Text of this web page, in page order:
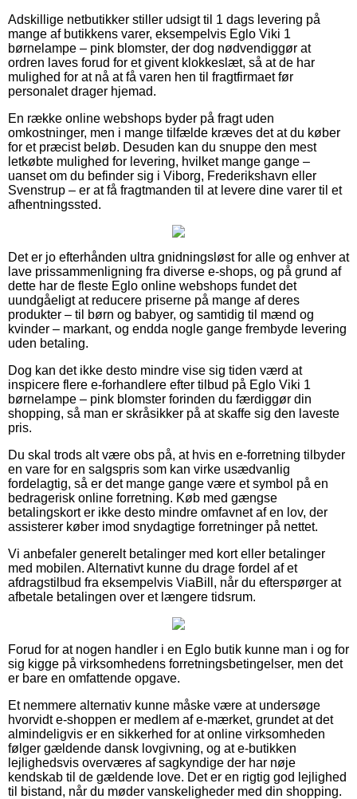
Adskillige netbutikker stiller udsigt til 1 dags levering på
mange af butikkens varer, eksempelvis Eglo Viki 1
børnelampe – pink blomster, der dog nødvendiggør at
ordren laves forud for et givent klokkeslæt, så at de har
mulighed for at nå at få varen hen til fragtfirmaet før
personalet drager hjemad.
En række online webshops byder på fragt uden
omkostninger, men i mange tilfælde kræves det at du køber
for et præcist beløb. Desuden kan du snuppe den mest
letkøbte mulighed for levering, hvilket mange gange –
uanset om du befinder sig i Viborg, Frederikshavn eller
Svenstrup – er at få fragtmanden til at levere dine varer til et
afhentningssted.
Det er jo efterhånden ultra gnidningsløst for alle og enhver at
lave prissammenligning fra diverse e-shops, og på grund af
dette har de fleste Eglo online webshops fundet det
uundgåeligt at reducere priserne på mange af deres
produkter – til børn og babyer, og samtidig til mænd og
kvinder – markant, og endda nogle gange frembyde levering
uden betaling.
Dog kan det ikke desto mindre vise sig tiden værd at
inspicere flere e-forhandlere efter tilbud på Eglo Viki 1
børnelampe – pink blomster forinden du færdiggør din
shopping, så man er skråsikker på at skaffe sig den laveste
pris.
Du skal trods alt være obs på, at hvis en e-forretning tilbyder
en vare for en salgspris som kan virke usædvanlig
fordelagtig, så er det mange gange være et symbol på en
bedragerisk online forretning. Køb med gængse
betalingskort er ikke desto mindre omfavnet af en lov, der
assisterer køber imod snydagtige forretninger på nettet.
Vi anbefaler generelt betalinger med kort eller betalinger
med mobilen. Alternativt kunne du drage fordel af et
afdragstilbud fra eksempelvis ViaBill, når du efterspørger at
afbetale betalingen over et længere tidsrum.
Forud for at nogen handler i en Eglo butik kunne man i og for
sig kigge på virksomhedens forretningsbetingelser, men det
er bare en omfattende opgave.
Et nemmere alternativ kunne måske være at undersøge
hvorvidt e-shoppen er medlem af e-mærket, grundet at det
almindeligvis er en sikkerhed for at online virksomheden
følger gældende dansk lovgivning, og at e-butikken
lejlighedsvis overværes af sagkyndige der har nøje
kendskab til de gældende love. Det er en rigtig god lejlighed
til bistand, når du møder vanskeligheder med din shopping.